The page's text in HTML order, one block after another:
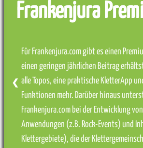
Frankenjura
Für Frankenjura.com gibt es einen
einen geringen jährlichen Beitrag
alle Topos, eine praktische KletterApp
Funktionen mehr. Darüber hinaus
Frankenjura.com bei der Entwicklung
Anwendungen (z.B. Rock-Events) und
Klettergebiete), die der
❮